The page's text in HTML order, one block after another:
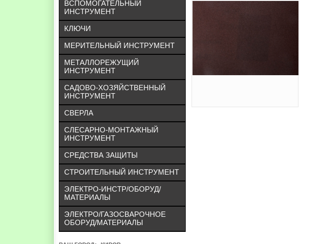
ВСПОМОГАТЕЛЬНЫЙ
ИНСТРУМЕНТ
КЛЮЧИ
МЕРИТЕЛЬНЫЙ ИНСТРУМЕНТ
МЕТАЛЛОРЕЖУЩИЙ
ИНСТРУМЕНТ
САДОВО-ХОЗЯЙСТВЕННЫЙ
ИНСТРУМЕНТ
СВЕРЛА
СЛЕСАРНО-МОНТАЖНЫЙ
ИНСТРУМЕНТ
СРЕДСТВА ЗАЩИТЫ
СТРОИТЕЛЬНЫЙ ИНСТРУМЕНТ
ЭЛЕКТРО-ИНСТР/ОБОРУД/
МАТЕРИАЛЫ
ЭЛЕКТРО/ГАЗОСВАРОЧНОЕ
ОБОРУД/МАТЕРИАЛЫ